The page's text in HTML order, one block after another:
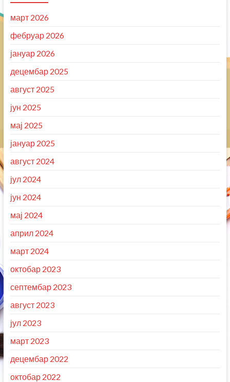
март 2026
фебруар 2026
јануар 2026
децембар 2025
август 2025
јун 2025
мај 2025
јануар 2025
август 2024
јул 2024
јун 2024
мај 2024
април 2024
март 2024
октобар 2023
септембар 2023
август 2023
јул 2023
март 2023
децембар 2022
октобар 2022